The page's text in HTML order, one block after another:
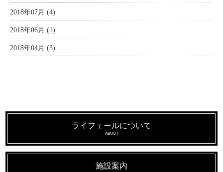
2018年07月 (4)
2018年06月 (1)
2018年04月 (3)
ライフェールについて
ABOUT
施設案内